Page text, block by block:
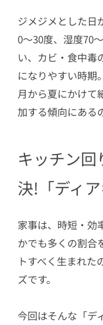
ジメジメとした日
0〜30度、湿度70
い、カビ・食中毒
になりやすい時期
月から夏にかけて
加する傾向にある
キッチン
決!「ディ
家事は、時短・効
かでも多くの割合
トすべく生まれ
ズです。
今回はそんな「デ